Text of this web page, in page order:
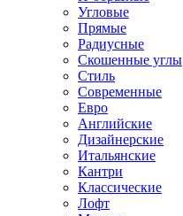
Угловые
Прямые
Радиусные
Скошенные углы
Стиль
Современные
Евро
Английские
Дизайнерские
Итальянские
Кантри
Классические
Лофт